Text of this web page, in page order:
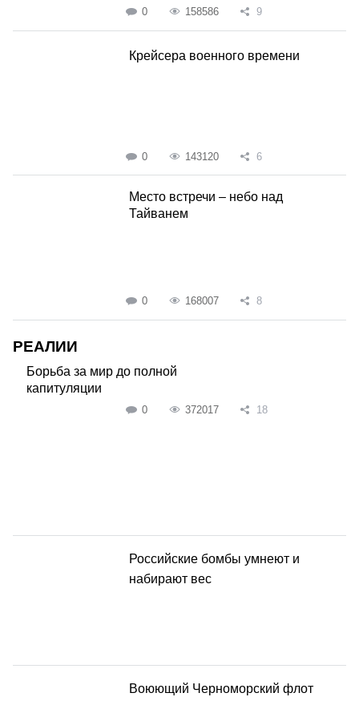
0 158586 9
Крейсера военного времени
0 143120 6
Место встречи – небо над
Тайванем
0 168007 8
РЕАЛИИ
Борьба за мир до полной
капитуляции
0 372017 18
Российские бомбы умнеют и
набирают вес
Воюющий Черноморский флот